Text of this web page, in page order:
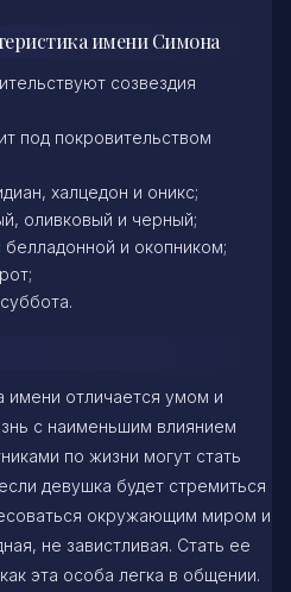
имени Симона
созвездия
под покровительством
халцедон и оникс;
оливковый и черный;
и окопником;
имени отличается умом и
с наименьшим влиянием
по жизни могут стать
девушка будет стремиться
окружающим миром и
не завистливая. Стать ее
эта особа легка в общении.